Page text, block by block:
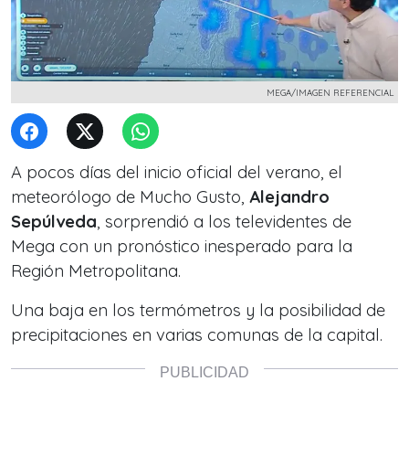
MEGA/IMAGEN REFERENCIAL
A pocos días del inicio oficial del verano, el
meteorólogo de Mucho Gusto, Alejandro
Sepúlveda, sorprendió a los televidentes de
Mega con un pronóstico inesperado para la
Región Metropolitana.
Una baja en los termómetros y la posibilidad de
precipitaciones en varias comunas de la capital.